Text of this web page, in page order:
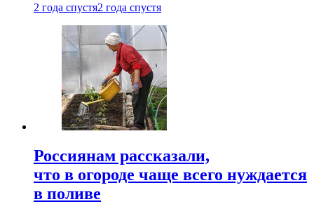
2 года спустя2 года спустя
Россиянам рассказали,
что в огороде чаще всего нуждается
в поливе